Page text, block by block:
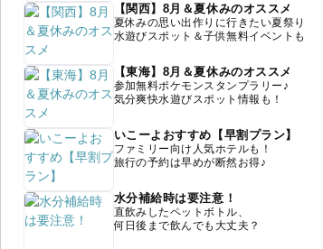
【関西】8月＆夏休みのオススメ
夏休みの思い出作りに行きたい夏祭り
水遊びスポット＆子供無料イベントも
【東海】8月＆夏休みのオススメ
参加無料ポケモンスタンプラリー♪
気分爽快水遊びスポット情報も！
いこーよおすすめ【早割プラン】
ファミリー向け人気ホテルも！
旅行の予約は早めが断然お得♪
水分補給時は要注意！
直飲みしたペットボトル、
何日後まで飲んでも大丈夫？